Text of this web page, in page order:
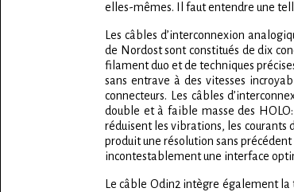
elles-mêmes. Il faut entendre une
Les câbles d’interconnexion
de Nordost sont constitués de dix
filament duo et de techniques
sans entrave à des vitesses
connecteurs. Les câbles
double et à faible masse des
réduisent les vibrations, les courants
produit une résolution sans
incontestablement une interface
Le câble Odin2 intègre également